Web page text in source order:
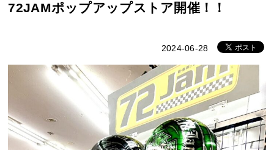
72JAMポップアップストア開催！！
2024-06-28